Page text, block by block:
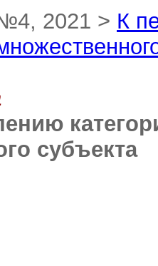
2021 > К
субъекта